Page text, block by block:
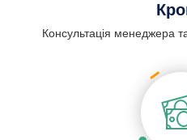
Консультація менеджера